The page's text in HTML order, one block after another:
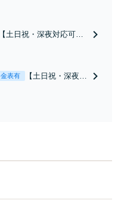
【土日祝・深夜対応可】
訴を目指します。逮捕
留されている場合、首
表有
【土日祝・深夜相
可能【初回相談無